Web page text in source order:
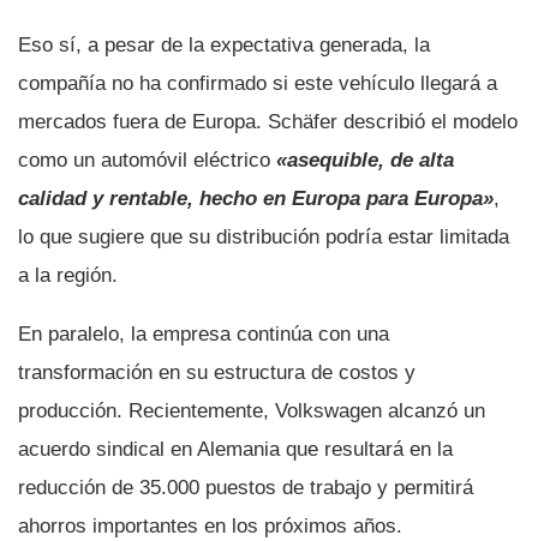
Eso sí, a pesar de la expectativa generada, la
compañía no ha confirmado si este vehículo llegará a
mercados fuera de Europa. Schäfer describió el modelo
como un automóvil eléctrico «asequible, de alta
calidad y rentable, hecho en Europa para Europa»,
lo que sugiere que su distribución podría estar limitada
a la región.
En paralelo, la empresa continúa con una
transformación en su estructura de costos y
producción. Recientemente, Volkswagen alcanzó un
acuerdo sindical en Alemania que resultará en la
reducción de 35.000 puestos de trabajo y permitirá
ahorros importantes en los próximos años.